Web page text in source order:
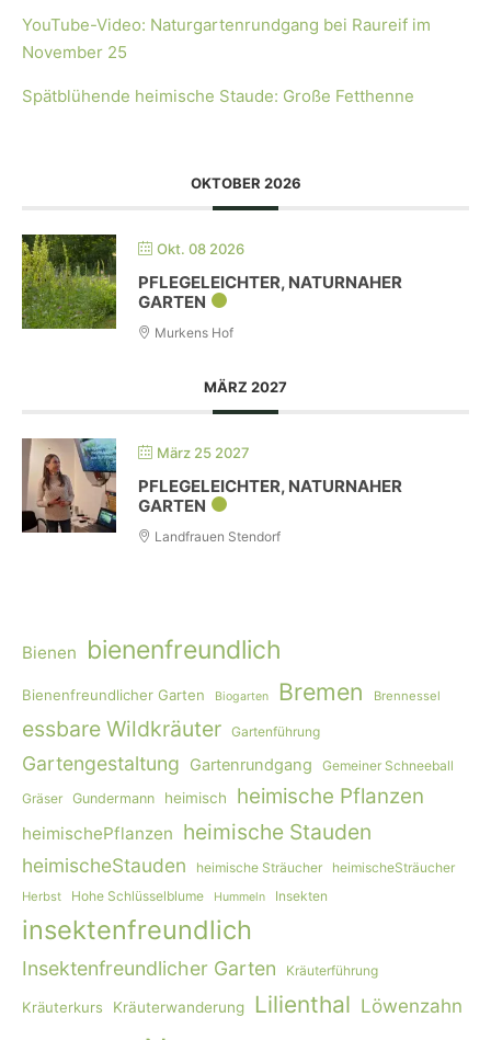
YouTube-Video: Naturgartenrundgang bei Raureif im
November 25
Spätblühende heimische Staude: Große Fetthenne
OKTOBER 2026
Okt. 08 2026
PFLEGELEICHTER, NATURNAHER
GARTEN
Murkens Hof
MÄRZ 2027
März 25 2027
PFLEGELEICHTER, NATURNAHER
GARTEN
Landfrauen Stendorf
Bienen bienenfreundlich
Bienenfreundlicher Garten Biogarten Bremen Brennessel
essbare Wildkräuter Gartenführung
Gartengestaltung Gartenrundgang
Gemeiner Schneeball
Gräser Gundermann heimisch heimische Pflanzen
heimischePflanzen heimische Stauden
heimischeStauden heimische Sträucher heimischeSträucher
Herbst Hohe Schlüsselblume Hummeln Insekten
insektenfreundlich
Insektenfreundlicher Garten Kräuterführung
Kräuterkurs Kräuterwanderung Lilienthal Löwenzahn